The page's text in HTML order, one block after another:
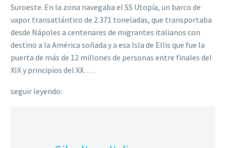
Suroeste. En la zona navegaba el SS Utopía, un barco de
vapor transatlántico de 2.371 toneladas, que transportaba
desde Nápoles a centenares de migrantes italianos con
destino a la América soñada y a esa Isla de Ellis que fue la
puerta de más de 12 millones de personas entre finales del
XIX y principios del XX. …
seguir leyendo: